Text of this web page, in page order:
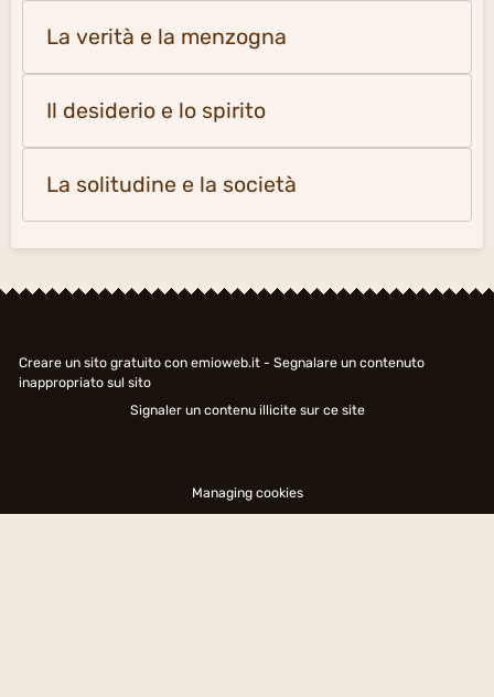
La verità e la menzogna
Il desiderio e lo spirito
La solitudine e la società
Creare un sito gratuito con emioweb.it - Segnalare un contenuto
inappropriato sul sito
Signaler un contenu illicite sur ce site
Managing cookies